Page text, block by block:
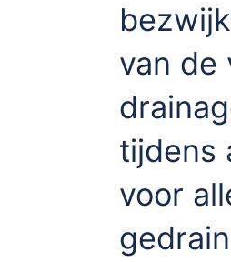
van de
tijdens
voor